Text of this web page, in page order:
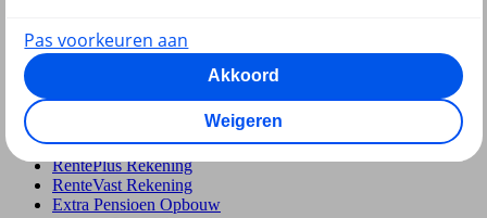
terug
Sparen
RentePlús Rekening
RenteVast Rekening
Extra Pensioen Opbouw
Pas voorkeuren aan
Akkoord
Weigeren